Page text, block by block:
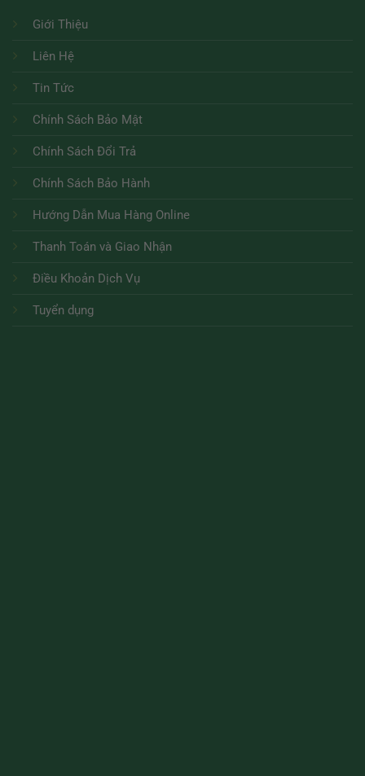
Giới Thiệu
Liên Hệ
Tin Tức
Chính Sách Bảo Mật
Chính Sách Đổi Trả
Chính Sách Bảo Hành
Hướng Dẫn Mua Hàng Online
Thanh Toán và Giao Nhận
Điều Khoản Dịch Vụ
Tuyển dụng